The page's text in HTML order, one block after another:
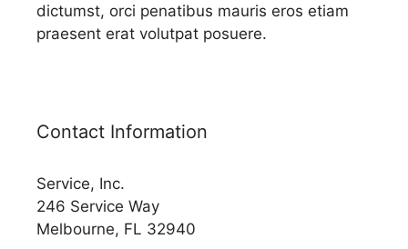
dictumst, orci penatibus mauris eros etiam
praesent erat volutpat posuere.
Contact Information
Service, Inc.
246 Service Way
Melbourne, FL 32940